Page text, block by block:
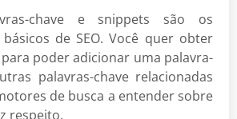
chave e snippets são os
de SEO. Você quer obter
poder adicionar uma palavra-
palavras-chave relacionadas
de busca a entender sobre
respeito.